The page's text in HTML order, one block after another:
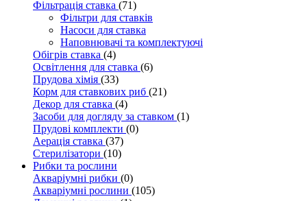
Фільтрація ставка (71)
Фільтри для ставків
Насоси для ставка
Наповнювачі та комплектуючі
Обігрів ставка (4)
Освітлення для ставка (6)
Прудова хімія (33)
Корм для ставкових риб (21)
Декор для ставка (4)
Засоби для догляду за ставком (1)
Прудові комплекти (0)
Аерація ставка (37)
Стерилізатори (10)
Рибки та рослини
Акваріумні рибки (0)
Акваріумні рослини (105)